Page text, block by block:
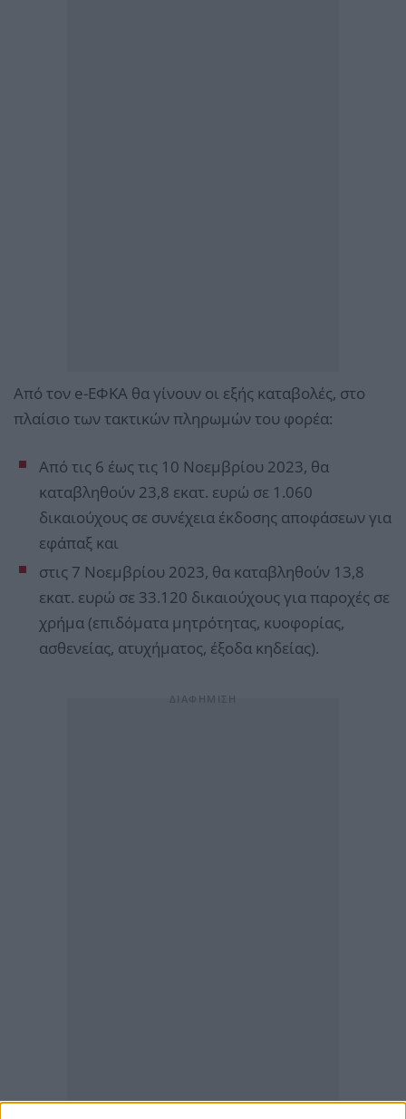
Από τον e-ΕΦΚΑ θα γίνουν οι εξής καταβολές, στο
πλαίσιο των τακτικών πληρωμών του φορέα:
Από τις 6 έως τις 10 Νοεμβρίου 2023, θα
καταβληθούν 23,8 εκατ. ευρώ σε 1.060
δικαιούχους σε συνέχεια έκδοσης αποφάσεων για
εφάπαξ και
στις 7 Νοεμβρίου 2023, θα καταβληθούν 13,8
εκατ. ευρώ σε 33.120 δικαιούχους για παροχές σε
χρήμα (επιδόματα μητρότητας, κυοφορίας,
ασθενείας, ατυχήματος, έξοδα κηδείας).